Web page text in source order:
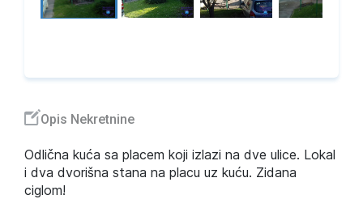
Opis Nekretnine
Odlična kuća sa placem koji izlazi na dve ulice. Lokal
i dva dvorišna stana na placu uz kuću. Zidana
ciglom!